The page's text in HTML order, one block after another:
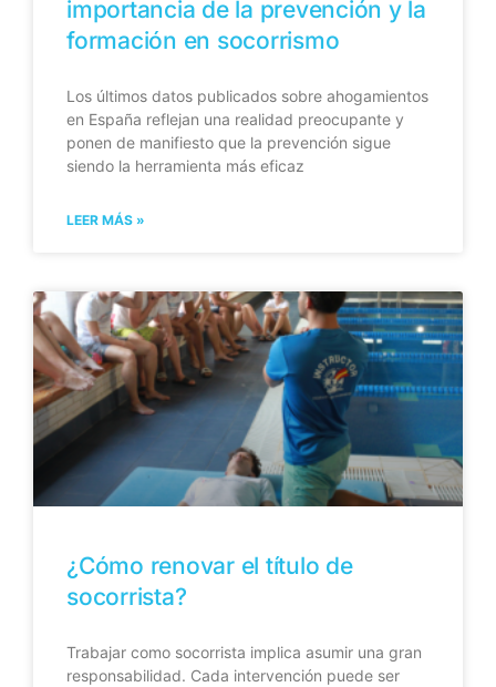
importancia de la prevención y la
formación en socorrismo
Los últimos datos publicados sobre ahogamientos
en España reflejan una realidad preocupante y
ponen de manifiesto que la prevención sigue
siendo la herramienta más eficaz
LEER MÁS »
¿Cómo renovar el título de
socorrista?
Trabajar como socorrista implica asumir una gran
responsabilidad. Cada intervención puede ser